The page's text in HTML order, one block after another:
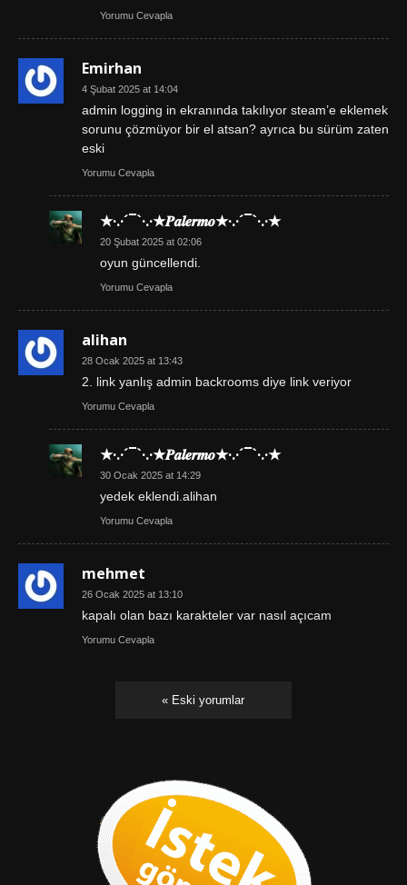
Yorumu Cevapla
Emirhan
4 Şubat 2025 at 14:04
admin logging in ekranında takılıyor steam’e eklemek
sorunu çözmüyor bir el atsan? ayrıca bu sürüm zaten
eski
Yorumu Cevapla
★·.·´¯`·.·★𝑷𝒂𝒍𝒆𝒓𝒎𝒐★·.·´¯`·.·★
20 Şubat 2025 at 02:06
oyun güncellendi.
Yorumu Cevapla
alihan
28 Ocak 2025 at 13:43
2. link yanlış admin backrooms diye link veriyor
Yorumu Cevapla
★·.·´¯`·.·★𝑷𝒂𝒍𝒆𝒓𝒎𝒐★·.·´¯`·.·★
30 Ocak 2025 at 14:29
yedek eklendi.alihan
Yorumu Cevapla
mehmet
26 Ocak 2025 at 13:10
kapalı olan bazı karakteler var nasıl açıcam
Yorumu Cevapla
« Eski yorumlar